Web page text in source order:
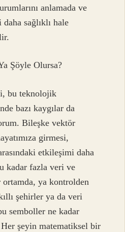
anlamada ve
sağlıklı hale
Şöyle Olursa?
bu teknolojik
bazı kaygılar da
Bileşke vektör
girmesi,
etkileşimi daha
kadar fazla veri ve
ya kontrolden
şehirler ya da veri
semboller ne kadar
şeyin matematiksel bir